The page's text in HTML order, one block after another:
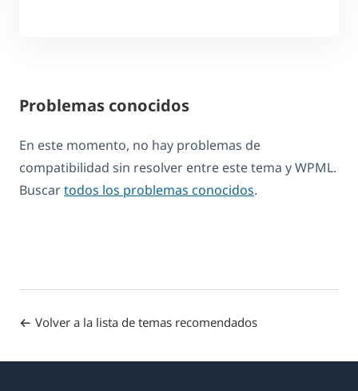
Problemas conocidos
En este momento, no hay problemas de
compatibilidad sin resolver entre este tema y WPML.
Buscartodos los problemas conocidos.
Volver a la lista de temas recomendados